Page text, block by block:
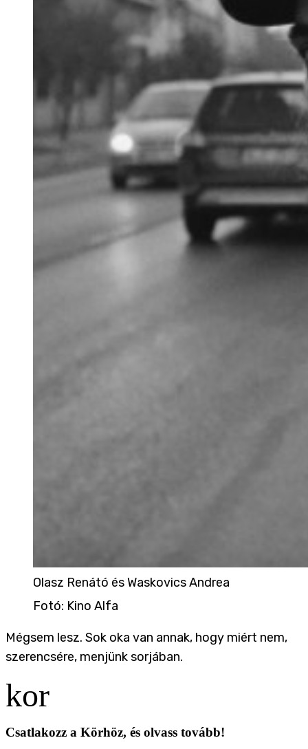
Olasz Renátó és Waskovics Andrea
Fotó: Kino Alfa
Mégsem lesz. Sok oka van annak, hogy miért nem,
szerencsére, menjünk sorjában.
Csatlakozz a Körhöz, és olvass tovább!